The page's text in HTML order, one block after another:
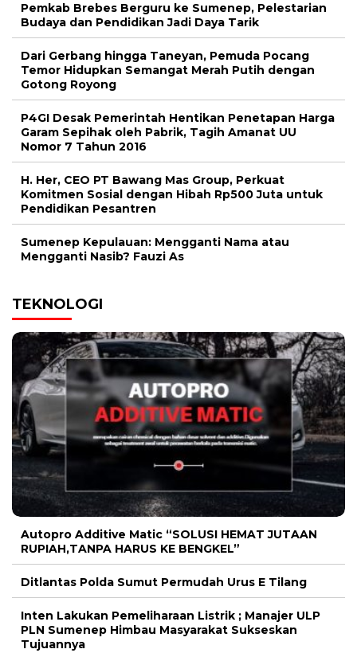
Pemkab Brebes Berguru ke Sumenep, Pelestarian
Budaya dan Pendidikan Jadi Daya Tarik
Dari Gerbang hingga Taneyan, Pemuda Pocang
Temor Hidupkan Semangat Merah Putih dengan
Gotong Royong
P4GI Desak Pemerintah Hentikan Penetapan Harga
Garam Sepihak oleh Pabrik, Tagih Amanat UU
Nomor 7 Tahun 2016
H. Her, CEO PT Bawang Mas Group, Perkuat
Komitmen Sosial dengan Hibah Rp500 Juta untuk
Pendidikan Pesantren
Sumenep Kepulauan: Mengganti Nama atau
Mengganti Nasib? Fauzi As
TEKNOLOGI
Autopro Additive Matic “SOLUSI HEMAT JUTAAN
RUPIAH,TANPA HARUS KE BENGKEL”
Ditlantas Polda Sumut Permudah Urus E Tilang
Inten Lakukan Pemeliharaan Listrik ; Manajer ULP
PLN Sumenep Himbau Masyarakat Sukseskan
Tujuannya